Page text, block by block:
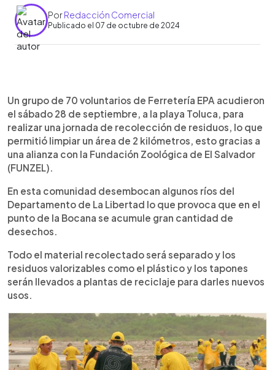
PorRedacción Comercial
Publicado el 07 de octubre de 2024
Escuchar artículo
Un grupo de 70 voluntarios de Ferretería EPA acudieron
el sábado 28 de septiembre, a la playa Toluca, para
realizar una jornada de recolección de residuos, lo que
permitió limpiar un área de 2 kilómetros, esto gracias a
una alianza con la Fundación Zoológica de El Salvador
(FUNZEL).
En esta comunidad desembocan algunos ríos del
Departamento de La Libertad lo que provoca que en el
punto de la Bocana se acumule gran cantidad de
desechos.
Todo el material recolectado será separado y los
residuos valorizables como el plástico y los tapones
serán llevados a plantas de reciclaje para darles nuevos
usos.